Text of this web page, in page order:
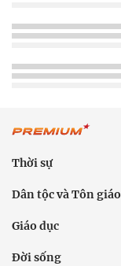
Thời sự
Dân tộc và Tôn giáo
Giáo dục
Đời sống